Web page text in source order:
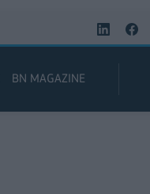
BN MAGAZINE